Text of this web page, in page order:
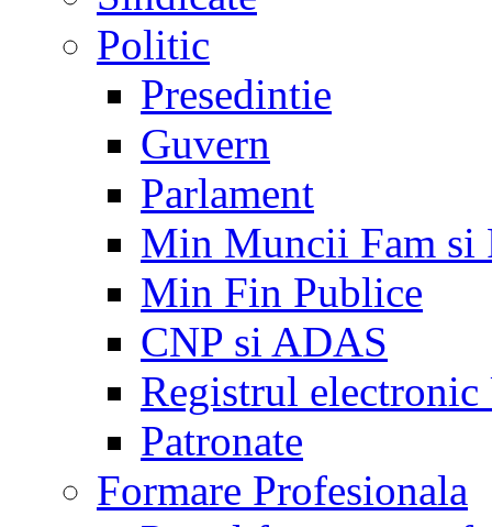
Politic
Presedintie
Guvern
Parlament
Min Muncii Fam si
Min Fin Publice
CNP si ADAS
Registrul electronic
Patronate
Formare Profesionala